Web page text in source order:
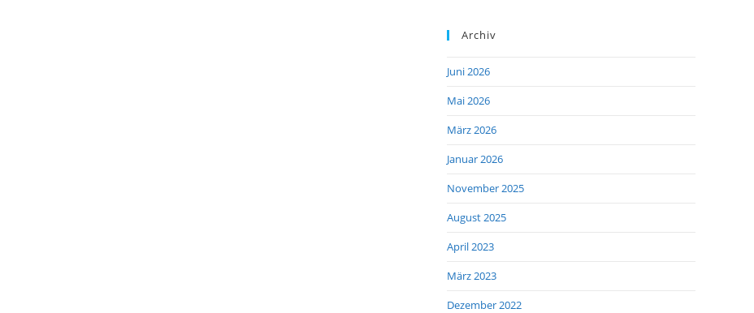
Archiv
Juni 2026
Mai 2026
März 2026
Januar 2026
November 2025
August 2025
April 2023
März 2023
Dezember 2022